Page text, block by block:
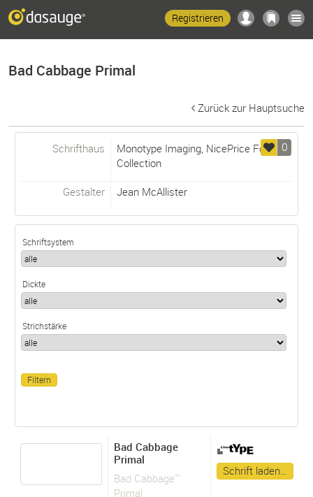
Registrieren
Bad Cabbage Primal
Zurück zur Hauptsuche
0
Schrifthaus
Monotype Imaging, NicePrice Font
Collection
Gestalter Jean McAllister
Schriftsystem
Dickte
Strichstärke
Bad Cabbage
Primal
Bad Cabbage™
Primal
Schrift laden…